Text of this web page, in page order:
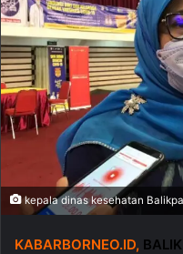
kepala dinas kesehatan
KABARBORNEO.ID,